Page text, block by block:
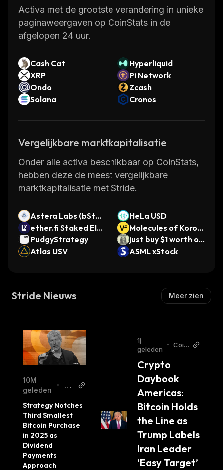
Activa met de grootste verandering in unieke
paginaweergaven op CoinStats in de
afgelopen 24 uur.
Cash Cat
Hyperliquid
XRP
Pi Network
Ondo
Zcash
Solana
Cronos
Vergelijkbare marktkapitalisatie
Onder alle activa beschikbaar op CoinStats,
hebben deze de meest vergelijkbare
marktkapitalisatie met Stride.
Astera Labs (bStoc
ks Tokenized Stock)
HeLa USD
ether.fi Staked EIG
EN
Molecules of Korolc
huk IP-NFT
PudgyStrategy
just buy $1 worth of
this coin
Atlas USV ASML xStock
Stride Nieuws Meer zien
10M
geleden
•
De
yp
t
Strategy Notches
Third Smallest
Bitcoin Purchase
in 2025 as
Dividend
Payments
Approach
1j
geleden
• Coin
Crypto
Daybook
Americas:
Bitcoin Holds
the Line as
Trump Labels
Iran Leader
‘Easy Target’